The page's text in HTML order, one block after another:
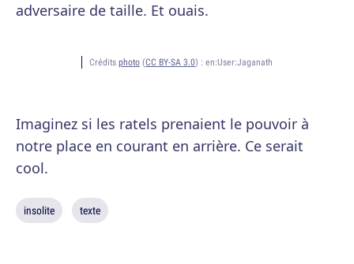
adversaire de taille. Et ouais.
Crédits photo (CC BY-SA 3.0) : en:User:Jaganath
Imaginez si les ratels prenaient le pouvoir à
notre place en courant en arrière. Ce serait
cool.
insolite texte